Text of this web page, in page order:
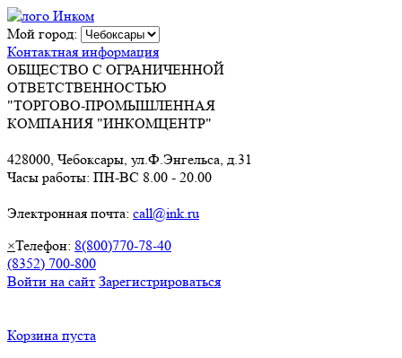
Мой город:
Контактная информация
ОБЩЕСТВО С ОГРАНИЧЕННОЙ
ОТВЕТСТВЕННОСТЬЮ
"ТОРГОВО-ПРОМЫШЛЕННАЯ
КОМПАНИЯ "ИНКОМЦЕНТР"
428000, Чебоксары, ул.Ф.Энгельса, д.31
Часы работы: ПН-ВС 8.00 - 20.00
Электронная почта: call@ink.ru
×Телефон: 8(800)770-78-40
(8352) 700-800
Войти на сайт Зарегистрироваться
Корзина пуста